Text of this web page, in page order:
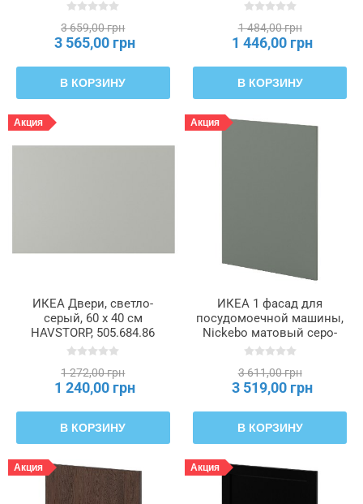
3 659,00 грн
3 565,00 грн
В КОРЗИНУ
1 484,00 грн
1 446,00 грн
В КОРЗИНУ
Акция
ИКЕА Двери, светло-
серый, 60 x 40 см
HAVSTORP, 505.684.86
1 272,00 грн
1 240,00 грн
В КОРЗИНУ
Акция
ИКЕА 1 фасад для
посудомоечной машины,
Nickebo матовый серо-
зеленый, 60 см METOD
3 611,00 грн
3 519,00 грн
В КОРЗИНУ
Акция Акция